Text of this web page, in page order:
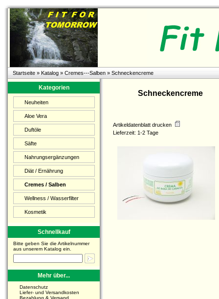
Startseite » Katalog » Cremes---Salben » Schneckencreme
Kategorien
Neuheiten
Aloe Vera
Duftöle
Säfte
Nahrungsergänzungen
Diät / Ernährung
Cremes / Salben
Wellness / Wasserfilter
Kosmetik
Schnellkauf
Bitte geben Sie die Artikelnummer
aus unserem Katalog ein.
Mehr über...
Datenschutz
Liefer- und Versandkosten
Bezahlung & Versand
Schneckencreme
Artikeldatenblatt drucken
Lieferzeit: 1-2 Tage